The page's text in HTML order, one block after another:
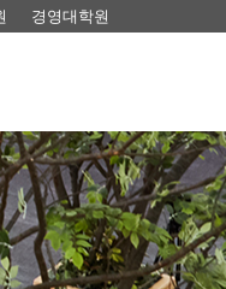
경영대학원